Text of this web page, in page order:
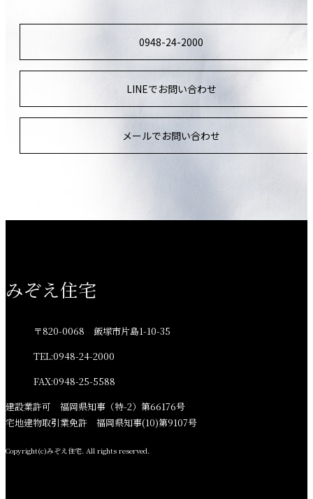
0948-24-2000
LINEでお問い合わせ
メールでお問い合わせ
みぞえ住宅
〒820-0068 飯塚市片島1-10-35
TEL:0948-24-2000
FAX:0948-25-5588
建設業許可 福岡県知事（特-2）第66176号
宅地建物取引業免許 福岡県知事(10)第9107号
Copyright(c)みぞえ住宅. All rights reserved.